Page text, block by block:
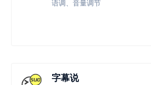
语调、音量调节
字幕说